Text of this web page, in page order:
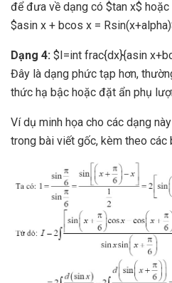
để đưa về dạng có $tan x$
$asin x + bcos x =
Dạng 4: $I=int frac{dx}{asin
Đây là dạng phức tạp hơn,
thức hạ bậc hoặc đặt ẩn phụ
Ví dụ minh họa cho các dạng
trong bài viết gốc, kèm theo các